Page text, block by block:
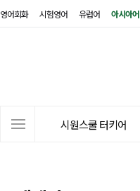
영어회화 시험영어 유럽어 아시아어
시원스쿨 터키어